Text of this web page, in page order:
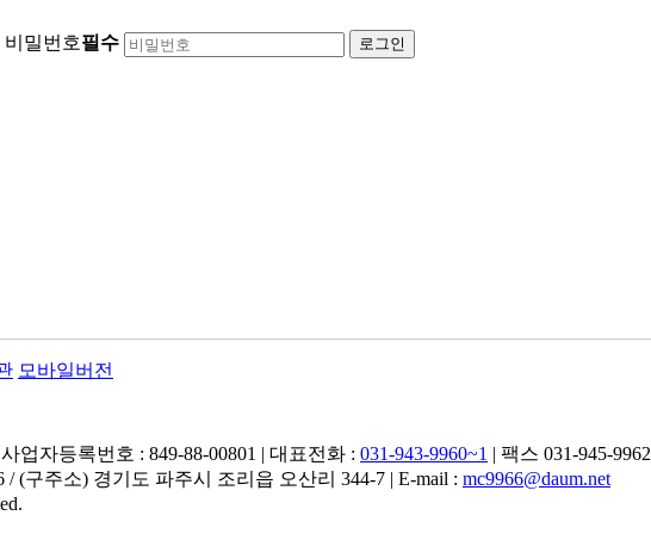
비밀번호필수
모바일버전
업자등록번호 : 849-88-00801 | 대표전화 : 031-943-9960~1 | 팩스 031-945-9962
(구주소) 경기도 파주시 조리읍 오산리 344-7 | E-mail : mc9966@daum.net